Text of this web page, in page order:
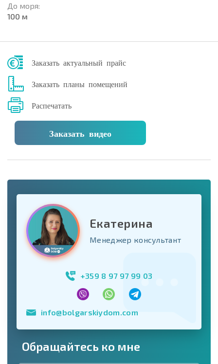
До моря:
100 м
Заказать актуальный прайс
Заказать планы помещений
Распечатать
Заказать видео
Екатерина
Менеджер консультант
+359 8 97 97 99 03
info@bolgarskiydom.com
Обращайтесь ко мне